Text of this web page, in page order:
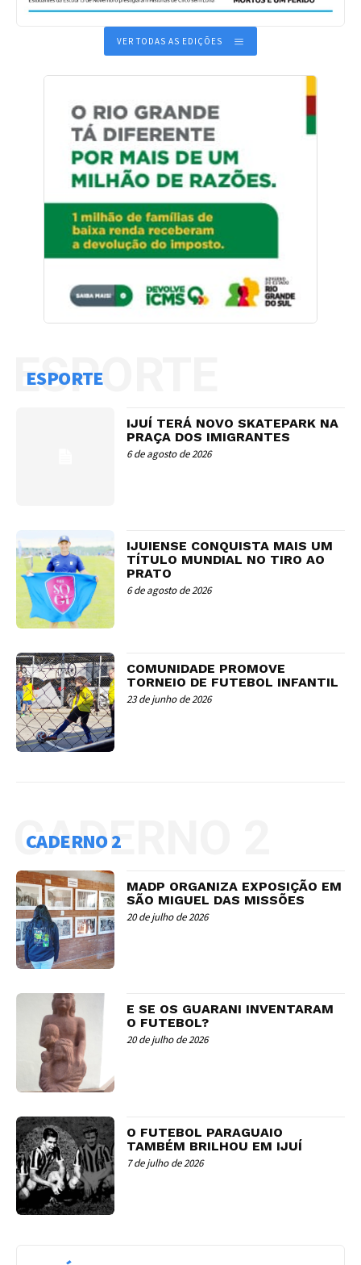
VER TODAS AS EDIÇÕES
ESPORTE
ESPORTE
IJUÍ TERÁ NOVO SKATEPARK NA
PRAÇA DOS IMIGRANTES
6 de agosto de 2026
IJUIENSE CONQUISTA MAIS UM
TÍTULO MUNDIAL NO TIRO AO
PRATO
6 de agosto de 2026
COMUNIDADE PROMOVE
TORNEIO DE FUTEBOL INFANTIL
23 de junho de 2026
CADERNO 2
CADERNO 2
MADP ORGANIZA EXPOSIÇÃO EM
SÃO MIGUEL DAS MISSÕES
20 de julho de 2026
E SE OS GUARANI INVENTARAM
O FUTEBOL?
20 de julho de 2026
O FUTEBOL PARAGUAIO
TAMBÉM BRILHOU EM IJUÍ
7 de julho de 2026